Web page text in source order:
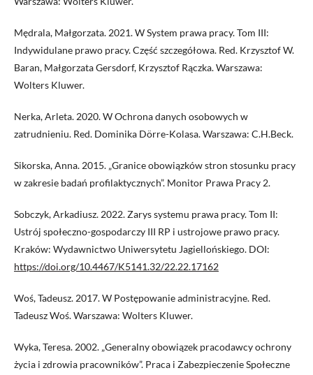
Mędrala, Małgorzata. 2021. W System prawa pracy. Tom III:
Indywidulane prawo pracy. Część szczegółowa. Red. Krzysztof W.
Baran, Małgorzata Gersdorf, Krzysztof Rączka. Warszawa:
Wolters Kluwer.
Nerka, Arleta. 2020. W Ochrona danych osobowych w
zatrudnieniu. Red. Dominika Dörre-Kolasa. Warszawa: C.H.Beck.
Sikorska, Anna. 2015. „Granice obowiązków stron stosunku pracy
w zakresie badań profilaktycznych”. Monitor Prawa Pracy 2.
Sobczyk, Arkadiusz. 2022. Zarys systemu prawa pracy. Tom II:
Ustrój społeczno-gospodarczy III RP i ustrojowe prawo pracy.
Kraków: Wydawnictwo Uniwersytetu Jagiellońskiego. DOI:
https://doi.org/10.4467/K5141.32/22.22.17162
Woś, Tadeusz. 2017. W Postępowanie administracyjne. Red.
Tadeusz Woś. Warszawa: Wolters Kluwer.
Wyka, Teresa. 2002. „Generalny obowiązek pracodawcy ochrony
życia i zdrowia pracowników”. Praca i Zabezpieczenie Społeczne